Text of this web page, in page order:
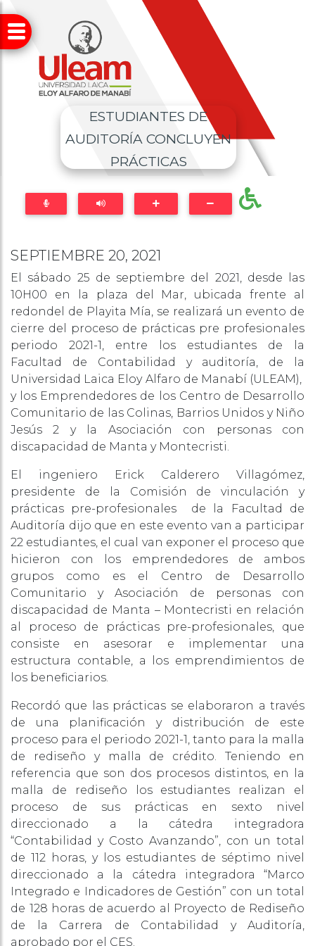
ESTUDIANTES DE
AUDITORÍA CONCLUYEN
PRÁCTICAS
SEPTIEMBRE 20, 2021
El sábado 25 de septiembre del 2021, desde las
10H00 en la plaza del Mar, ubicada frente al
redondel de Playita Mía, se realizará un evento de
cierre del proceso de prácticas pre profesionales
periodo 2021-1, entre los estudiantes de la
Facultad de Contabilidad y auditoría, de la
Universidad Laica Eloy Alfaro de Manabí (ULEAM),
y los Emprendedores de los Centro de Desarrollo
Comunitario de las Colinas, Barrios Unidos y Niño
Jesús 2 y la Asociación con personas con
discapacidad de Manta y Montecristi.
El ingeniero Erick Calderero Villagómez,
presidente de la Comisión de vinculación y
prácticas pre-profesionales de la Facultad de
Auditoría dijo que en este evento van a participar
22 estudiantes, el cual van exponer el proceso que
hicieron con los emprendedores de ambos
grupos como es el Centro de Desarrollo
Comunitario y Asociación de personas con
discapacidad de Manta – Montecristi en relación
al proceso de prácticas pre-profesionales, que
consiste en asesorar e implementar una
estructura contable, a los emprendimientos de
los beneficiarios.
Recordó que las prácticas se elaboraron a través
de una planificación y distribución de este
proceso para el periodo 2021-1, tanto para la malla
de rediseño y malla de crédito. Teniendo en
referencia que son dos procesos distintos, en la
malla de rediseño los estudiantes realizan el
proceso de sus prácticas en sexto nivel
direccionado a la cátedra integradora
“Contabilidad y Costo Avanzando”, con un total
de 112 horas, y los estudiantes de séptimo nivel
direccionado a la cátedra integradora “Marco
Integrado e Indicadores de Gestión” con un total
de 128 horas de acuerdo al Proyecto de Rediseño
de la Carrera de Contabilidad y Auditoría,
aprobado por el CES.